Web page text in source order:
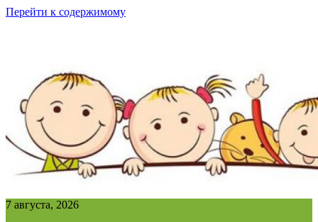
Перейти к содержимому
7 августа, 2026